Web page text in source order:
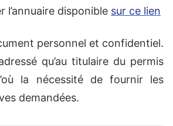
l’annuaire disponible sur ce lien
personnel et confidentiel.
qu’au titulaire du permis
la nécessité de fournir les
demandées.